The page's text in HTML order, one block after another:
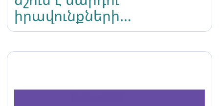
իրավունքների
միջազգային օրը